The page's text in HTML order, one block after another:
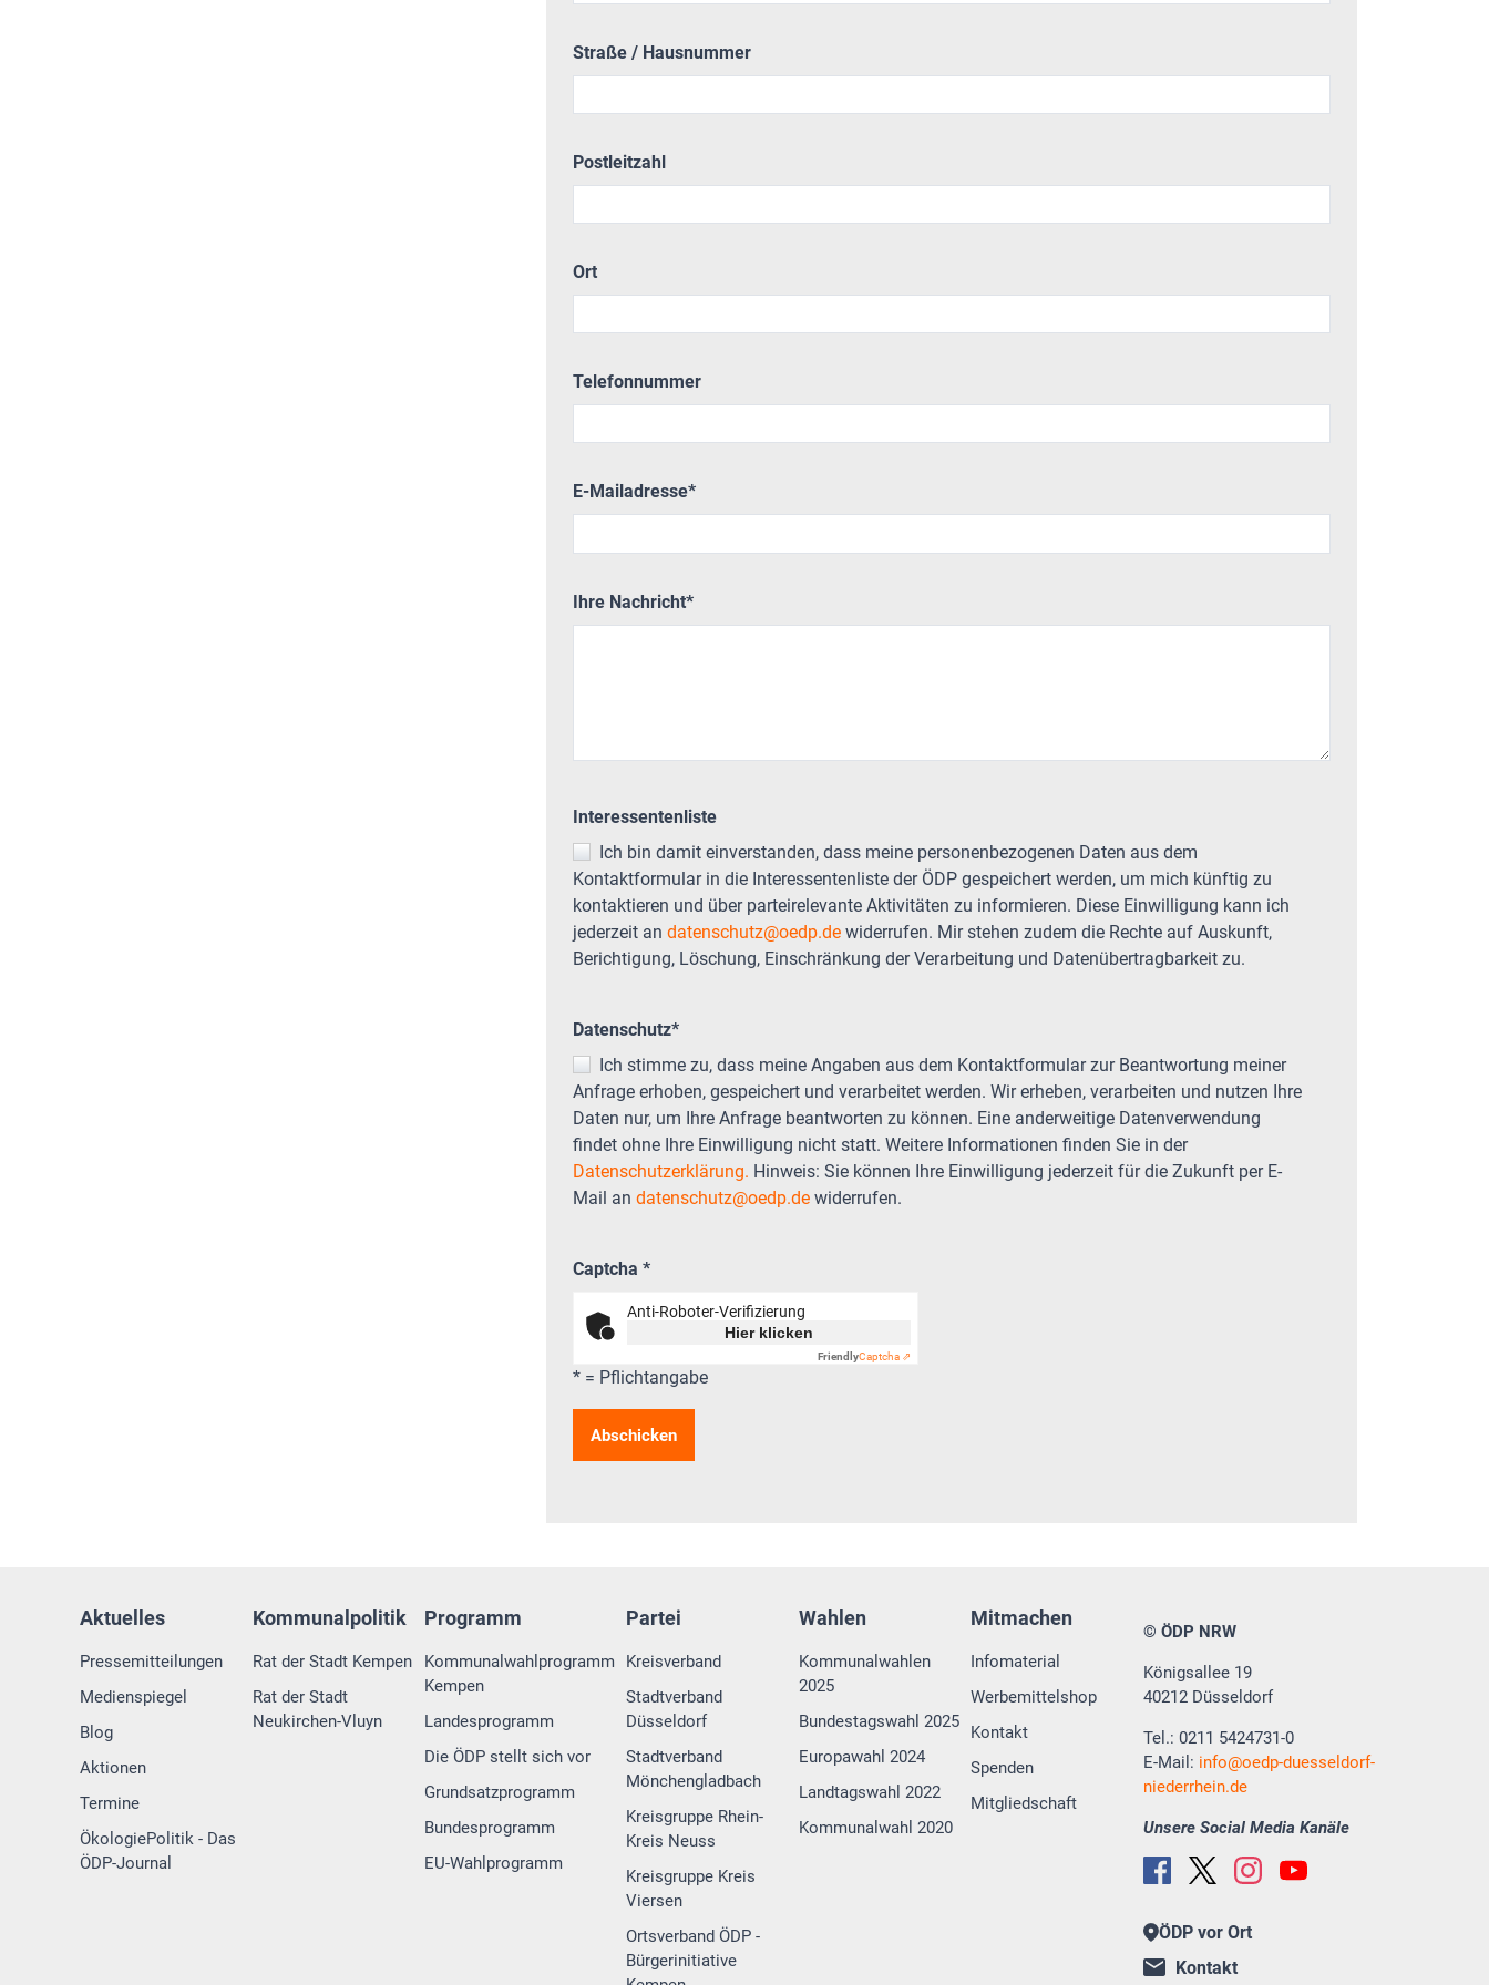
Straße / Hausnummer
Postleitzahl
Ort
Telefonnummer
E-Mailadresse*
Ihre Nachricht*
Interessentenliste
Kontaktformular in die Interessentenliste der ÖDP gespeichert werden, um mich künftig zu
kontaktieren und über parteirelevante Aktivitäten zu informieren. Diese Einwilligung kann ich
jederzeit an datenschutz@oedp.dewiderrufen. Mir stehen zudem die Rechte auf Auskunft,
Berichtigung, Löschung, Einschränkung der Verarbeitung und Datenübertragbarkeit zu.
Datenschutz*
Anfrage erhoben, gespeichert und verarbeitet werden. Wir erheben, verarbeiten und nutzen Ihre
Daten nur, um Ihre Anfrage beantworten zu können. Eine anderweitige Datenverwendung
findet ohne Ihre Einwilligung nicht statt. Weitere Informationen finden Sie in der
Datenschutzerklärung. Hinweis: Sie können Ihre Einwilligung jederzeit für die Zukunft per E-
Mail an datenschutz@oedp.dewiderrufen.
Captcha *
Anti-Roboter-Verifizierung
Hier klicken
FriendlyCaptcha ⇗
* = Pflichtangabe
Aktuelles
Pressemitteilungen
Medienspiegel
Blog
Aktionen
Termine
ÖkologiePolitik - Das
ÖDP-Journal
Kommunalpolitik
Rat der Stadt Kempen
Rat der Stadt
Neukirchen-Vluyn
Programm
Kommunalwahlprogramm
Kempen
Landesprogramm
Die ÖDP stellt sich vor
Grundsatzprogramm
Bundesprogramm
EU-Wahlprogramm
Partei
Kreisverband
Stadtverband
Düsseldorf
Stadtverband
Mönchengladbach
Kreisgruppe Rhein-
Kreis Neuss
Kreisgruppe Kreis
Viersen
Ortsverband ÖDP -
Bürgerinitiative
Wahlen
Kommunalwahlen
2025
Bundestagswahl 2025
Europawahl 2024
Landtagswahl 2022
Kommunalwahl 2020
Mitmachen
Infomaterial
Werbemittelshop
Kontakt
Spenden
Mitgliedschaft
© ÖDP NRW
Königsallee 19
40212 Düsseldorf
Tel.: 0211 5424731-0
E-Mail: info
oedp-duesseldorf-
niederrhein.de
Unsere Social Media Kanäle
ÖDP vor Ort
Kontakt